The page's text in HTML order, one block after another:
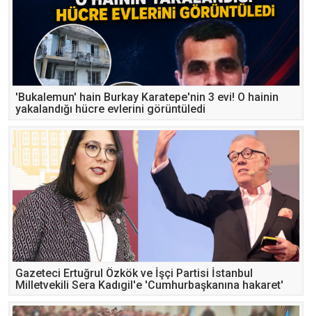
'Bukalemun' hain Burkay Karatepe'nin 3 evi! O hainin
yakalandığı hücre evlerini görüntüledi
Gazeteci Ertuğrul Özkök ve İşçi Partisi İstanbul
Milletvekili Sera Kadıgil'e 'Cumhurbaşkanına hakaret'